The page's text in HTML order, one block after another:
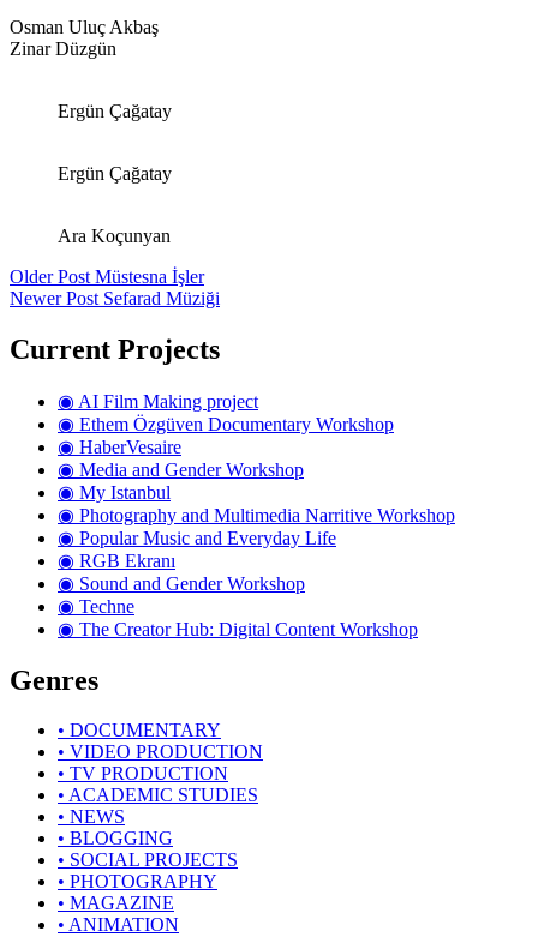
Osman Uluç Akbaş
Zinar Düzgün
Ergün Çağatay
Ergün Çağatay
Ara Koçunyan
Older Post Müstesna İşler
Newer Post Sefarad Müziği
Current Projects
◉ AI Film Making project
◉ Ethem Özgüven Documentary Workshop
◉ HaberVesaire
◉ Media and Gender Workshop
◉ My Istanbul
◉ Photography and Multimedia Narritive Workshop
◉ Popular Music and Everyday Life
◉ RGB Ekranı
◉ Sound and Gender Workshop
◉ Techne
◉ The Creator Hub: Digital Content Workshop
Genres
• DOCUMENTARY
• VIDEO PRODUCTION
• TV PRODUCTION
• ACADEMIC STUDIES
• NEWS
• BLOGGING
• SOCIAL PROJECTS
• PHOTOGRAPHY
• MAGAZINE
• ANIMATION